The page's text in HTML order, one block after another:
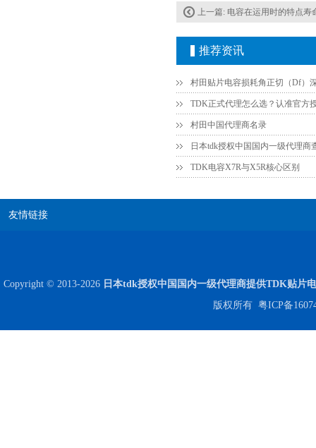
上一篇: 电容在运用时的特点寿
推荐资讯
村田中国代理商名录
日本tdk授权中国国内一级代理商
TDK电容X7R与X5R核心区别
友情链接
Copyright © 2013-2026 日本tdk授权中国国内一级代理商提供TDK贴片
版权所有 粤ICP备